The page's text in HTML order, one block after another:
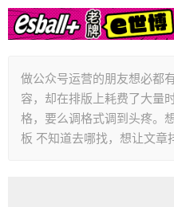
做公众号运营的朋友想必都
容，却在排版上耗费了大量
格，要么调格式调到头疼。
板 不知道去哪找，想让文章